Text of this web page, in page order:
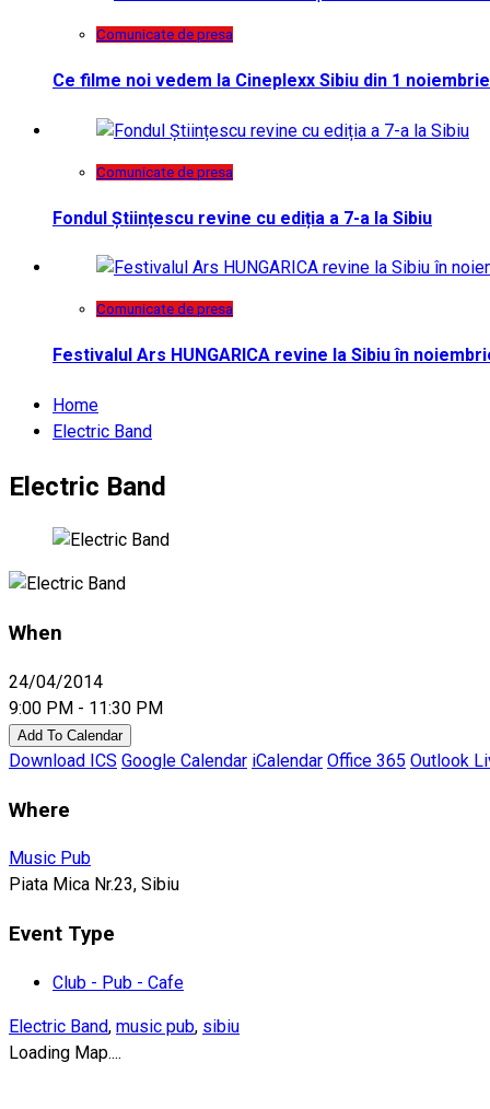
Comunicate de presa
Ce filme noi vedem la Cineplexx Sibiu din 1 noiembrie
Comunicate de presa
Fondul Științescu revine cu ediția a 7-a la Sibiu
Comunicate de presa
Festivalul Ars HUNGARICA revine la Sibiu în
Home
Electric Band
Electric Band
When
24/04/2014
9:00 PM - 11:30 PM
Add To Calendar
Download ICS Google Calendar iCalendar Office 365 Outlook
Where
Music Pub
Piata Mica Nr.23, Sibiu
Event Type
Club - Pub - Cafe
Electric Band, music pub, sibiu
Loading Map....